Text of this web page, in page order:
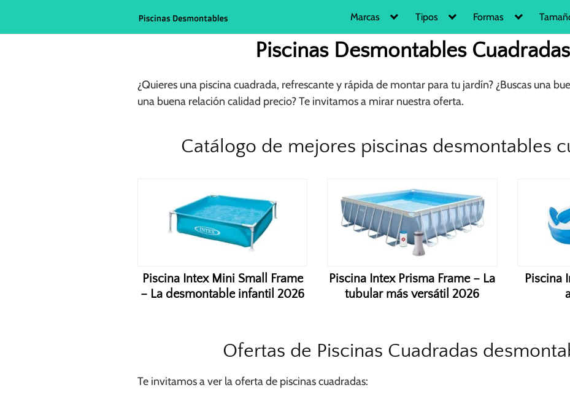
contenido
Marcas Tipos Formas
Piscinas Desmontables Cuadradas
¿Quieres una piscina cuadrada, refrescante y rápida de montar para tu jardín? ¿Buscas una
una buena relación calidad precio? Te invitamos a mirar nuestra oferta.
Catálogo de mejores piscinas desmontables
Piscina Intex Mini Small Frame
– La desmontable infantil 2026
Piscina Intex Prisma Frame – La
tubular más versátil 2026
Piscina
Ofertas de Piscinas Cuadradas
Te invitamos a ver la oferta de piscinas cuadradas: